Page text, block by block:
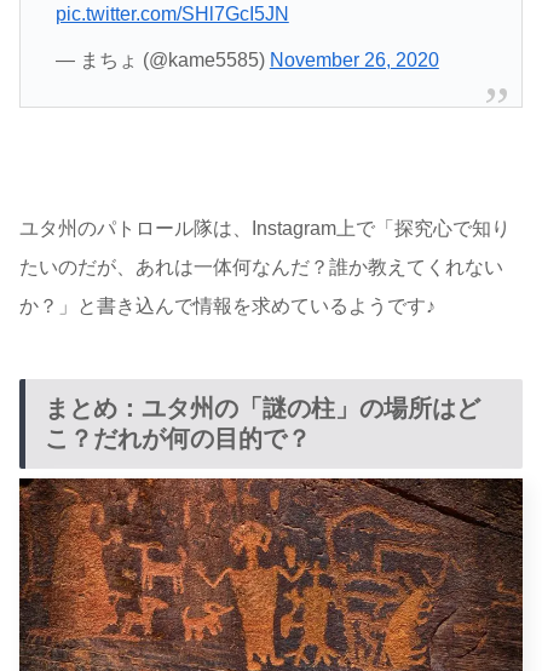
pic.twitter.com/SHl7GcI5JN
— まちょ (@kame5585) November 26, 2020
ユタ州のパトロール隊は、Instagram上で「探究心で知り
たいのだが、あれは一体何なんだ？誰か教えてくれない
か？」と書き込んで情報を求めているようです♪
まとめ：ユタ州の「謎の柱」の場所はど
こ？だれが何の目的で？